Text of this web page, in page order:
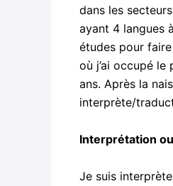
dans les
ayant 4 langues
études pour
où j’ai occupé
ans. Après la
interprète/
Interprétation
Je suis